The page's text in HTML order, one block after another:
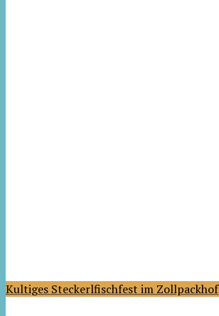
Kultiges Steckerlfischfest im Zollpackhof